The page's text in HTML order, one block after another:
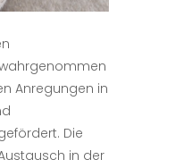
Anregungen in
Die
in der